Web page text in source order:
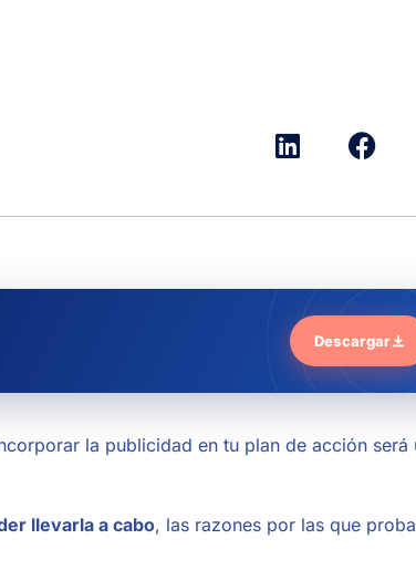
Descargar
la publicidad en tu plan de acción será
llevarla a cabo, las razones por las que